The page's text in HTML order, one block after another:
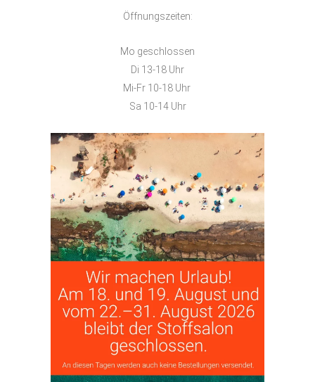
Öffnungszeiten:
Mo geschlossen
Di 13-18 Uhr
Mi-Fr 10-18 Uhr
Sa 10-14 Uhr